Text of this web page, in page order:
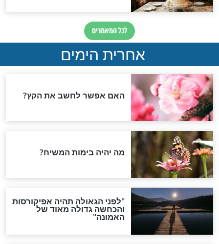
צפו בציורי חול
וידאו
לחיים מאושרים
חדשות יהדות
הותר לפרסום: לוחמי מילואים
נהרגו בדרום לבנון